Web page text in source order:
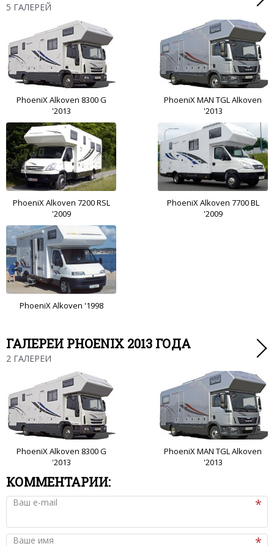
5 ГАЛЕРЕЙ
PhoeniX Alkoven 8300 G
'2013
PhoeniX MAN TGL Alkoven
'2013
PhoeniX Alkoven 7200 RSL
'2009
PhoeniX Alkoven 7700 BL
'2009
PhoeniX Alkoven '1998
ГАЛЕРЕИ PHOENIX 2013 ГОДА
2 ГАЛЕРЕИ
PhoeniX Alkoven 8300 G
'2013
PhoeniX MAN TGL Alkoven
'2013
КОММЕНТАРИИ:
Ваш e-mail
Ваше имя